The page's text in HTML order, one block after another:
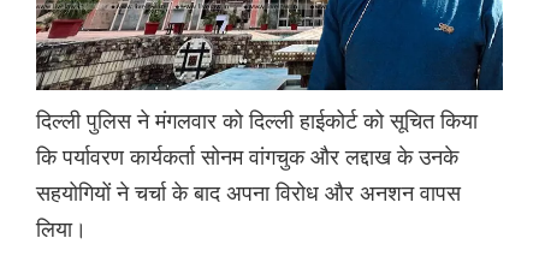
दिल्ली पुलिस ने मंगलवार को दिल्ली हाईकोर्ट को सूचित किया
कि पर्यावरण कार्यकर्ता सोनम वांगचुक और लद्दाख के उनके
सहयोगियों ने चर्चा के बाद अपना विरोध और अनशन वापस
लिया।